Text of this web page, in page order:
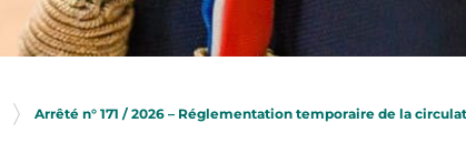
Arrêté n° 171 / 2026 – Réglementation temporaire de la